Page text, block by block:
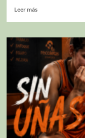
Leer más